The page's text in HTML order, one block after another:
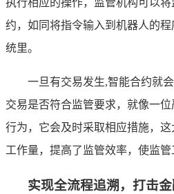
约，如同将指令输入到机器人的
统里。
一旦有交易发生,智能合约就
交易是否符合监管要求，就像一
行为，它会及时采取相应措施，
工作量，提高了监管效率，使监管
实现全流程追溯，打击